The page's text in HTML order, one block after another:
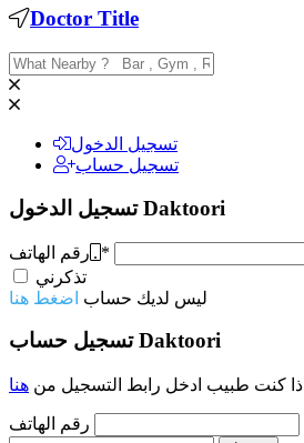
Doctor Title
تسجيل الدخول
تسجيل حساب
تسجيل الدخولDaktoori
رقم الهاتف *
تذكرني
ليس لديك حساب اضغط هنا
تسجيل حسابDaktoori
اذا كنت طبيب ادخل رابط التسجيل من هنا
رقم الهاتف